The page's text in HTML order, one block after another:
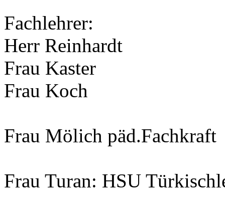
Fachlehrer:
Herr Reinhardt
Frau Kaster
Frau Koch
Frau Mölich päd.Fachkraft
Frau Turan: HSU